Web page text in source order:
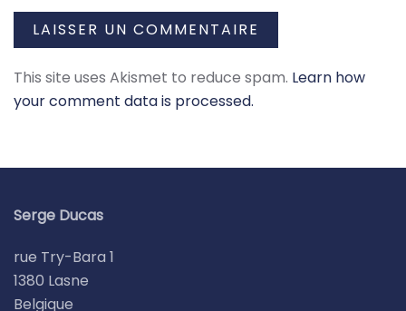
LAISSER UN COMMENTAIRE
This site uses Akismet to reduce spam. Learn how
your comment data is processed.
Serge Ducas
rue Try-Bara 1
1380 Lasne
Belgique